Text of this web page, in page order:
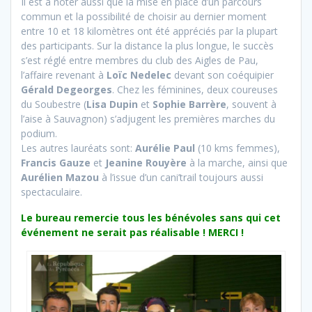
commun et la possibilité de choisir au dernier moment
entre 10 et 18 kilomètres ont été appréciés par la plupart
des participants. Sur la distance la plus longue, le succès
s’est réglé entre membres du club des Aigles de Pau,
l’affaire revenant à Loïc Nedelec devant son coéquipier
Gérald Degeorges. Chez les féminines, deux coureuses
du Soubestre (Lisa Dupin et Sophie Barrère, souvent à
l’aise à Sauvagnon) s’adjugent les premières marches du
podium.
Les autres lauréats sont: Aurélie Paul (10 kms femmes),
Francis Gauze et Jeanine Rouyère à la marche, ainsi que
Aurélien Mazou à l’issue d’un cani’trail toujours aussi
spectaculaire.
Le bureau remercie tous les bénévoles sans qui cet
événement ne serait pas réalisable ! MERCI !